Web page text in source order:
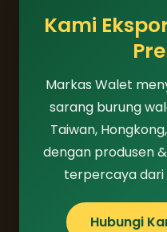
Kami
Markas Walet
sarang burung
Taiwan,
dengan produsen
terpercaya dari
Hubungi